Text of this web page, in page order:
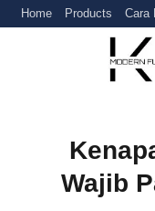
SkipHome Products Cara
Wajib